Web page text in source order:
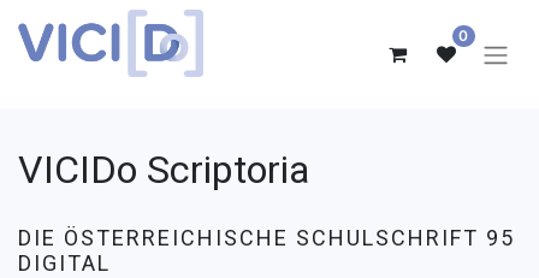
0
VICIDo Scriptoria
DIE ÖSTERREICHISCHE SCHULSCHRIFT 95
DIGITAL